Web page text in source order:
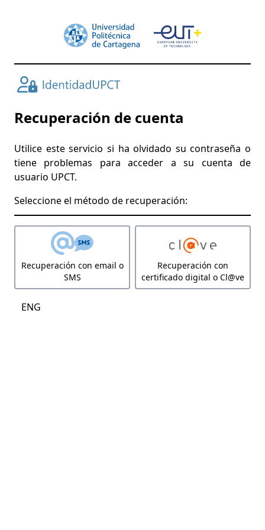
Recuperación de cuenta
Utilice este servicio si ha olvidado su contraseña o
tiene problemas para acceder a su cuenta de
usuario UPCT.
Seleccione el método de recuperación:
Recuperación con email o
SMS
Recuperación con
certificado digital o Cl@ve
ENG